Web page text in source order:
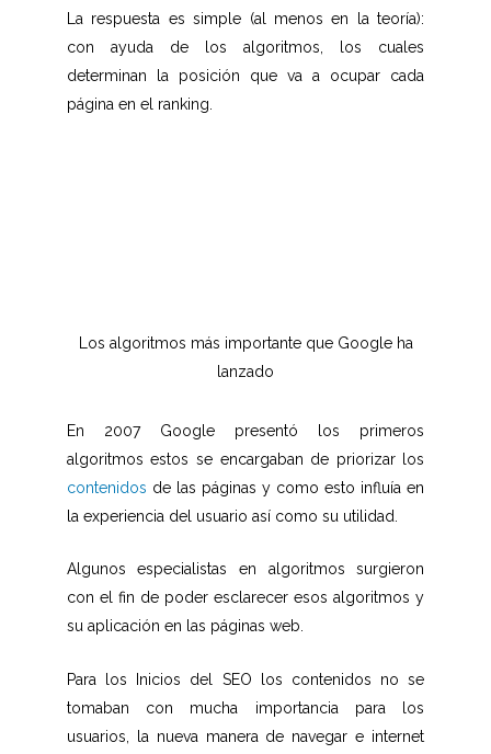
La respuesta es simple (al menos en la teoría):
con ayuda de los algoritmos, los cuales
determinan la posición que va a ocupar cada
página en el ranking.
Los algoritmos más importante que Google ha
lanzado
En 2007 Google presentó los primeros
algoritmos estos se encargaban de priorizar los
contenidos de las páginas y como esto influía en
la experiencia del usuario así como su utilidad.
Algunos especialistas en algoritmos surgieron
con el fin de poder esclarecer esos algoritmos y
su aplicación en las páginas web.
Para los Inicios del SEO los contenidos no se
tomaban con mucha importancia para los
usuarios, la nueva manera de navegar e internet